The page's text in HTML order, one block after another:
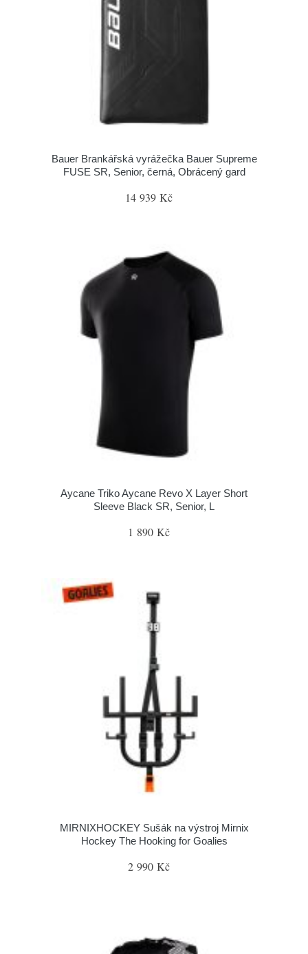
Bauer Brankářská vyrážečka Bauer Supreme
FUSE SR, Senior, černá, Obrácený gard
14 939 Kč
Aycane Triko Aycane Revo X Layer Short
Sleeve Black SR, Senior, L
1 890 Kč
MIRNIXHOCKEY Sušák na výstroj Mirnix
Hockey The Hooking for Goalies
2 990 Kč